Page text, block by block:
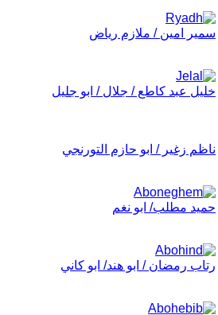
سمير امين / ملازم رياض
خليل عبد كاطع / جلال / ابو جليل
ناظم زغير / ابو حازم التورنجي
حميد مطلب/ ابو نغم
رتاب رمضان / ابو هند/ ابو كاني